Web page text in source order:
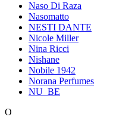
Naso Di Raza
Nasomatto
NESTI DANTE
Nicole Miller
Nina Ricci
Nishane
Nobile 1942
Norana Perfumes
NU_BE
O